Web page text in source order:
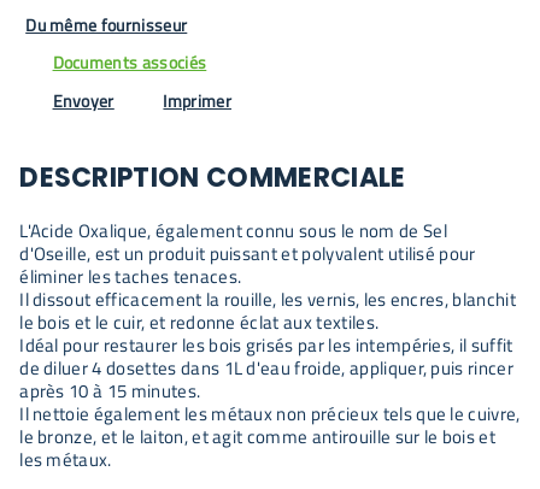
Du même fournisseur
Documents associés
Envoyer
Imprimer
DESCRIPTION COMMERCIALE
L'Acide Oxalique, également connu sous le nom de Sel
d'Oseille, est un produit puissant et polyvalent utilisé pour
éliminer les taches tenaces.
Il dissout efficacement la rouille, les vernis, les encres, blanchit
le bois et le cuir, et redonne éclat aux textiles.
Idéal pour restaurer les bois grisés par les intempéries, il suffit
de diluer 4 dosettes dans 1L d'eau froide, appliquer, puis rincer
après 10 à 15 minutes.
Il nettoie également les métaux non précieux tels que le cuivre,
le bronze, et le laiton, et agit comme antirouille sur le bois et
les métaux.